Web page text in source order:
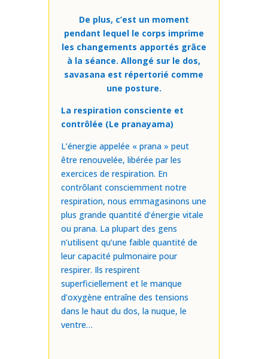
De plus, c’est un moment
pendant lequel le corps imprime
les changements apportés grâce
à la séance. Allongé sur le dos,
savasana est répertorié comme
une posture.
La respiration consciente et
contrôlée (Le pranayama)
L’énergie appelée « prana » peut
être renouvelée, libérée par les
exercices de respiration. En
contrôlant consciemment notre
respiration, nous emmagasinons une
plus grande quantité d’énergie vitale
ou prana. La plupart des gens
n’utilisent qu’une faible quantité de
leur capacité pulmonaire pour
respirer. Ils respirent
superficiellement et le manque
d’oxygène entraîne des tensions
dans le haut du dos, la nuque, le
ventre…